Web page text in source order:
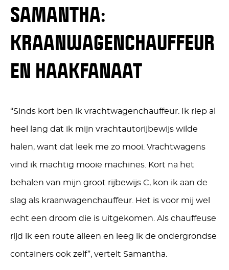
SAMANTHA:
KRAANWAGENCHAUFFEUR
EN HAAKFANAAT
“Sinds kort ben ik vrachtwagenchauffeur. Ik riep al
heel lang dat ik mijn vrachtautorijbewijs wilde
halen, want dat leek me zo mooi. Vrachtwagens
vind ik machtig mooie machines. Kort na het
behalen van mijn groot rijbewijs C, kon ik aan de
slag als kraanwagenchauffeur. Het is voor mij wel
echt een droom die is uitgekomen. Als chauffeuse
rijd ik een route alleen en leeg ik de ondergrondse
containers ook zelf”, vertelt Samantha.